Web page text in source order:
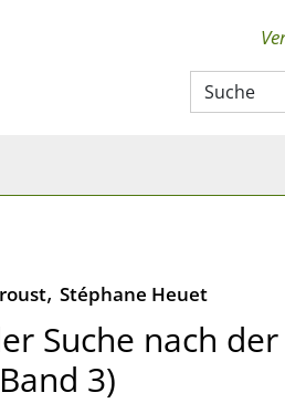
, Stéphane Heuet
Suche nach
3)